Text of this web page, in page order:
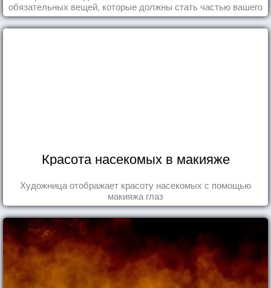
обязательных вещей, которые должны стать частью вашего
дня.
Красота насекомых в макияже
Художница отображает красоту насекомых с помощью
макияжа глаз